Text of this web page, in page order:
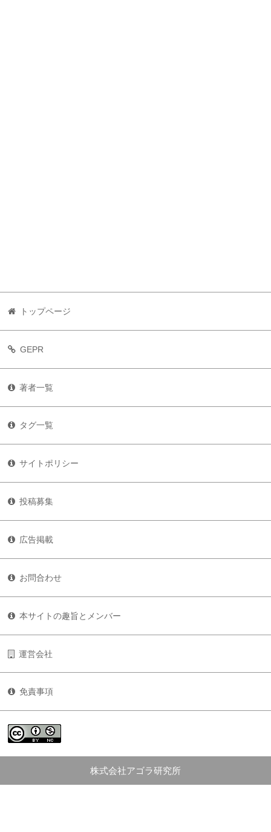
トップページ
GEPR
著者一覧
タグ一覧
サイトポリシー
投稿募集
広告掲載
お問合わせ
本サイトの趣旨とメンバー
運営会社
免責事項
株式会社アゴラ研究所